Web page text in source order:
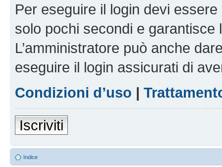
Per eseguire il login devi
solo pochi secondi e garantisce
L’amministratore può anche
eseguire il login assicurati di
Condizioni d’uso |
Iscriviti
Indice